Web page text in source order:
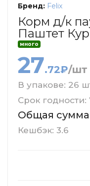
Бренд: Felix
Корм д/к
Паштет
много
27.72₽/шт
В упакове: 26
Срок годности:
Общая сумма
Кешбэк: 3.6